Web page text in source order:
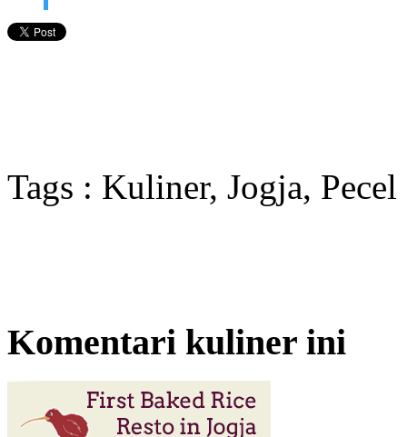
Tags : Kuliner, Jogja, Pecel
Komentari kuliner ini